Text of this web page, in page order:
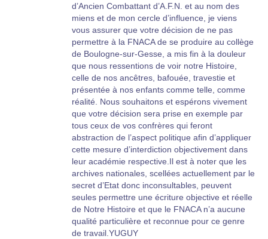
d’Ancien Combattant d’A.F.N. et au nom des
miens et de mon cercle d’influence, je viens
vous assurer que votre décision de ne pas
permettre à la FNACA de se produire au collège
de Boulogne-sur-Gesse, a mis fin à la douleur
que nous ressentions de voir notre Histoire,
celle de nos ancêtres, bafouée, travestie et
présentée à nos enfants comme telle, comme
réalité. Nous souhaitons et espérons vivement
que votre décision sera prise en exemple par
tous ceux de vos confrères qui feront
abstraction de l’aspect politique afin d’appliquer
cette mesure d’interdiction objectivement dans
leur académie respective.Il est à noter que les
archives nationales, scellées actuellement par le
secret d’Etat donc inconsultables, peuvent
seules permettre une écriture objective et réelle
de Notre Histoire et que le FNACA n’a aucune
qualité particulière et reconnue pour ce genre
de travail.YUGUY